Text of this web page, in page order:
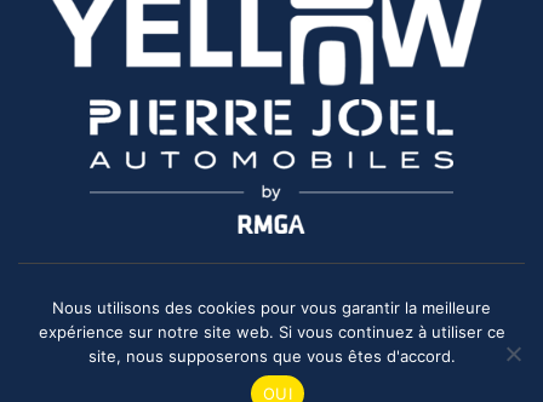
Copyright 2026Groupe Ricco. Tous droits réservés. |Mentions
légales| Powered by R1.lu.
Nous utilisons des cookies pour vous garantir la meilleure
expérience sur notre site web. Si vous continuez à utiliser ce
site, nous supposerons que vous êtes d'accord.
OUI